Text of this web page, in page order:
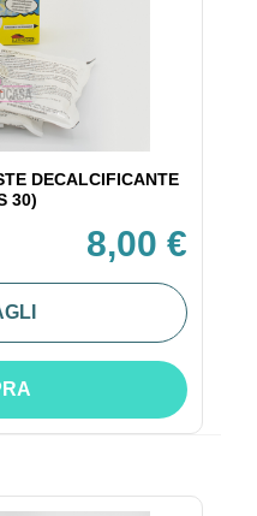
DECALCIFICANTE
30)
8,00 €